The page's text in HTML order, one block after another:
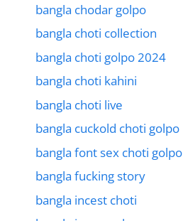
bangla chodar golpo
bangla choti collection
bangla choti golpo 2024
bangla choti kahini
bangla choti live
bangla cuckold choti golpo
bangla font sex choti golpo
bangla fucking story
bangla incest choti